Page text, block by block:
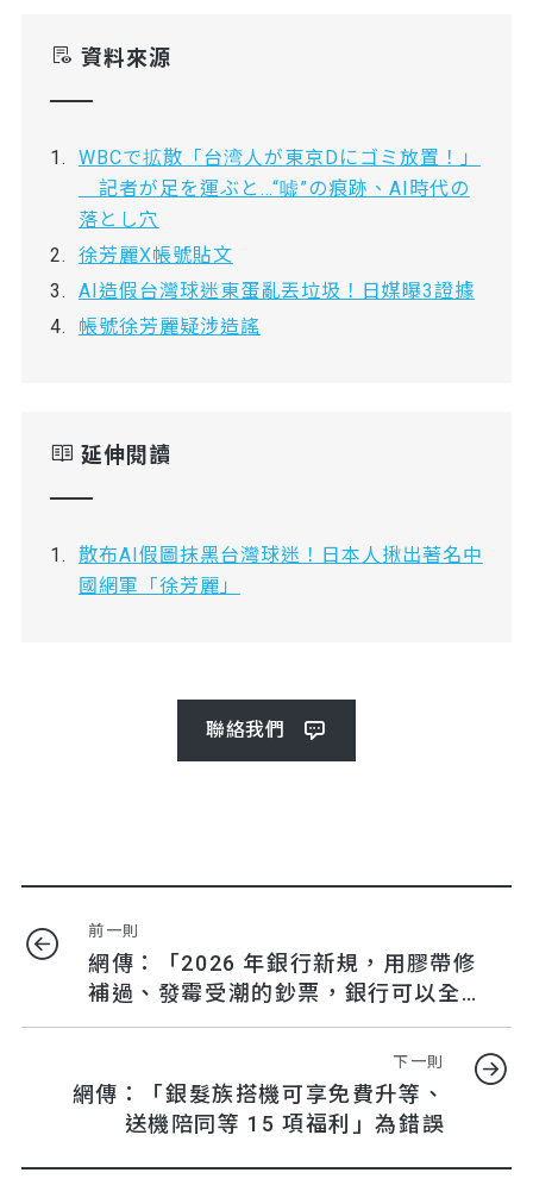
資料來源
WBCで拡散「台湾人が東京Dにゴミ放置！」
記者が足を運ぶと…“嘘”の痕跡、AI時代の
落とし穴
徐芳麗X帳號貼文
AI造假台灣球迷東蛋亂丟垃圾！日媒曝3證據
帳號徐芳麗疑涉造謠
延伸閱讀
散布AI假圖抹黑台灣球迷！日本人揪出著名中
國網軍「徐芳麗」
聯絡我們
前一則
網傳：「2026 年銀行新規，用膠帶修
補過、發霉受潮的鈔票，銀行可以全
面拒收、形同作廢；舊版鈔則需提供
下一則
網傳：「銀髮族搭機可享免費升等、
送機陪同等 15 項福利」為錯誤